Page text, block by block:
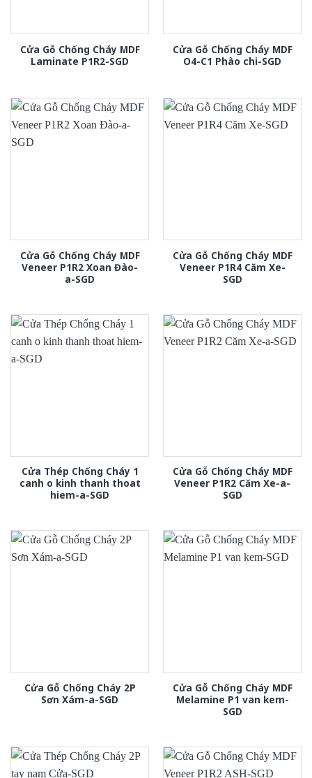
Cửa Gỗ Chống Cháy MDF
Laminate P1R2-SGD
Cửa Gỗ Chống Cháy MDF
O4-C1 Phào chi-SGD
Cửa Gỗ Chống Cháy MDF
Veneer P1R2 Xoan Đào-
a-SGD
Cửa Gỗ Chống Cháy MDF
Veneer P1R4 Căm Xe-
SGD
Cửa Thép Chống Cháy 1
canh o kinh thanh thoat
hiem-a-SGD
Cửa Gỗ Chống Cháy MDF
Veneer P1R2 Căm Xe-a-
SGD
Cửa Gỗ Chống Cháy 2P
Sơn Xám-a-SGD
Cửa Gỗ Chống Cháy MDF
Melamine P1 van kem-
SGD